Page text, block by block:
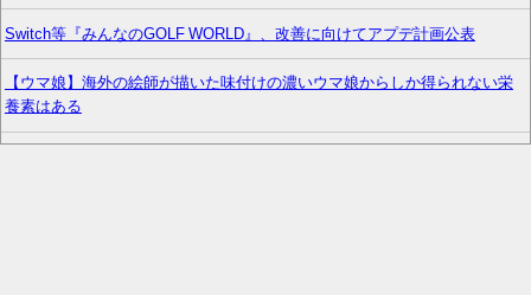
Switch等『みんなのGOLF WORLD』、改善に向けてアプデ計画公表
【ウマ娘】海外の絵師が描いた味付けの濃いウマ娘からしか得られない栄
養素はある